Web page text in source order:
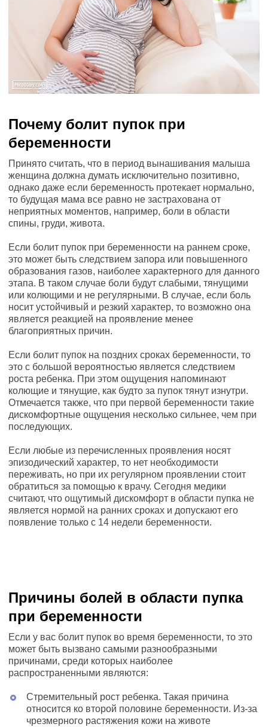
Почему болит пупок при
беременности
Принято считать, что в период вынашивания малыша
женщина должна думать исключительно позитивно,
однако даже если беременность протекает нормально,
то будущая мама все равно не застрахована от
неприятных моментов, например, боли в области
спины, груди, живота.
Если болит пупок при беременности на раннем сроке,
это может быть следствием запора или повышенного
образования газов, наиболее характерного для данного
этапа. В таком случае боли будут слабыми, тянущими
или колющими и не регулярными. В случае, если боль
носит устойчивый и резкий характер, то возможно она
является реакцией на проявление менее
благоприятных причин.
Если болит пупок на поздних сроках беременности, то
это с большой вероятностью является следствием
роста ребенка. При этом ощущения напоминают
колющие и тянущие, как будто за пупок тянут изнутри.
Отмечается также, что при первой беременности такие
дискомфортные ощущения несколько сильнее, чем при
последующих.
Если любые из перечисленных проявления носят
эпизодический характер, то нет необходимости
переживать, но при их регулярном проявлении стоит
обратиться за помощью к врачу. Сегодня медики
считают, что ощутимый дискомфорт в области пупка не
является нормой на ранних сроках и допускают его
появление только с 14 недели беременности.
Причины болей в области пупка
при беременности
Если у вас болит пупок во время беременности, то это
может быть вызвано самыми разнообразными
причинами, среди которых наиболее
распространенными являются:
Стремительный рост ребенка. Такая причина
относится ко второй половине беременности. Из-за
чрезмерного растяжения кожи на животе